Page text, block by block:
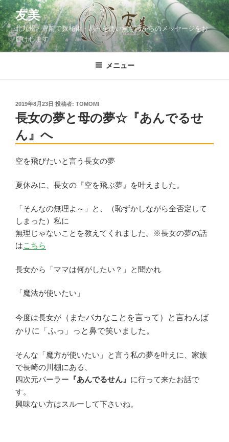
コ
ン
テ
ン
ツ
友美
北九州・豊前で数秘術・易占を使い無意識からのメッセージをお
届けします
メニュー
投
稿
日:
2019年8月23日 投稿者: TOMOMI
長女の夢と母の夢☆『あんでるせ
ん』へ
空を飛びたいと言う長女の夢
夏休みに、長女の『空を飛ぶ夢』を叶えました。
「そんなの無理よ～」と、（恥ずかしながら全否定して
しまった）私に
無理じゃないことを教えてくれました。※長女の夢の話
はこちら
長女から「ママは何がしたい？」と聞かれ
「魔法が使いたい」
今度は長女が （またバカなことを言って）と言わんば
かりに「ふっ」っと鼻で笑いました。
そんな「魔方が使いたい」と言う私の夢を叶えに、家族
で長崎の川棚にある、
四次元パーラー 『あんでるせん』 に行って来たお話で
す。
興味ない方はスルーして下さいね。